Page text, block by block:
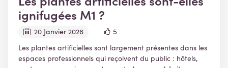
ignifugées M1 ?
20 Janvier 2026
5
Les plantes artificielles sont largement présentes dans les
espaces professionnels qui reçoivent du public : hôtels,